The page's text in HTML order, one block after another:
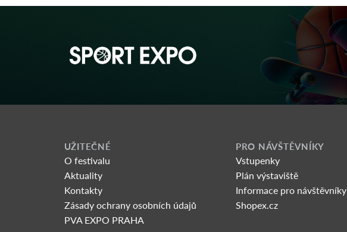
UŽITEČNÉ
O festivalu
Aktuality
Kontakty
Zásady ochrany osobních údajů
PVA EXPO PRAHA
PRO NÁVŠTĚVNÍKY
Vstupenky
Plán výstaviště
Informace pro návštěvníky
Shopex.cz